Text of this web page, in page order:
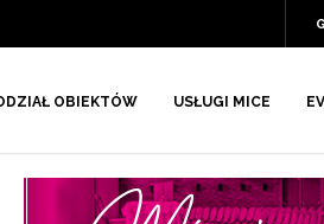
OBIEKTÓW USŁUGI MICE